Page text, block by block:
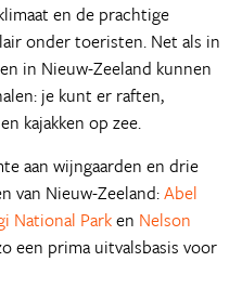
en de prachtige
onder toeristen. Net als in
in Nieuw-Zeeland kunnen
je kunt er raften,
kajakken op zee.
aan wijngaarden en drie
van Nieuw-Zeeland:Abel
National Parken Nelson
een prima uitvalsbasis voor